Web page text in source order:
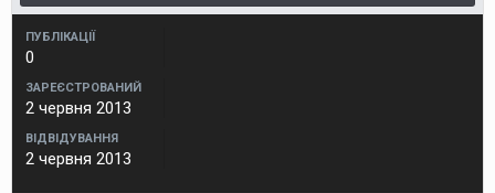
ПУБЛІКАЦІЇ
0
ЗАРЕЄСТРОВАНИЙ
2 червня 2013
ВІДВІДУВАННЯ
2 червня 2013